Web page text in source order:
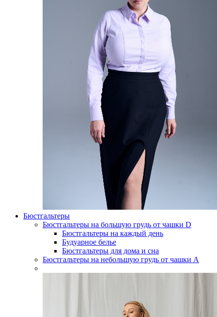
Бюстгальтеры
Бюстгальтеры на большую грудь от чашки D
Бюстгальтеры на каждый день
Будуарное белье
Бюстгальтеры для дома и сна
Бюстгальтеры на небольшую грудь от чашки А